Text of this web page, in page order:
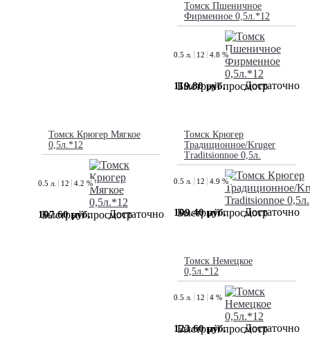
Томск Пшеничное
Фирменное 0,5л.*12
Быстрый просмотр
0.5 л. 12 4.8 %
119.80 руб. Достаточно
Томск Крюгер Мягкое
0,5л.*12
Быстрый просмотр
0.5 л. 12 4.2 %
107.60 руб. Достаточно
Томск Крюгер
Традиционное/Kruger
Traditsionnoe 0,5л.
Быстрый просмотр
0.5 л. 12 4.9 %
109.40 руб. Достаточно
Томск Немецкое
0,5л.*12
Быстрый просмотр
0.5 л. 12 4 %
123.60 руб. Достаточно